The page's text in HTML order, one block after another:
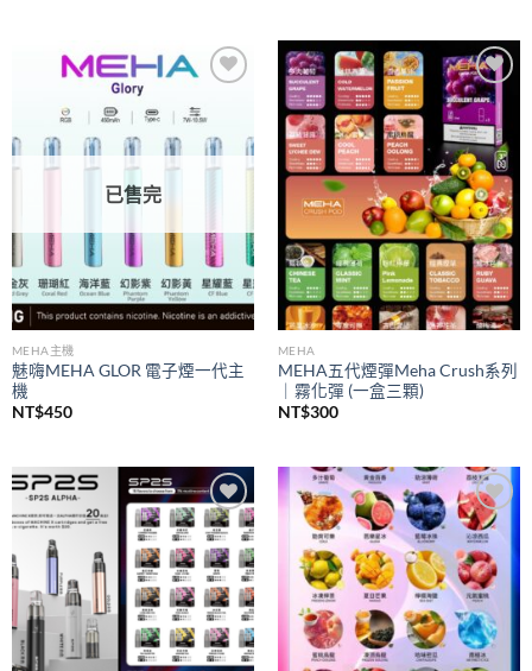
wishlist
已售完
MEHA主機
魅嗨MEHA GLOR 電子煙一代主
機
NT$450
Add to
wishlist
MEHA
MEHA五代煙彈Meha Crush系列
｜霧化彈 (一盒三顆)
NT$300
Add to
wishlist
Add to
wishlist